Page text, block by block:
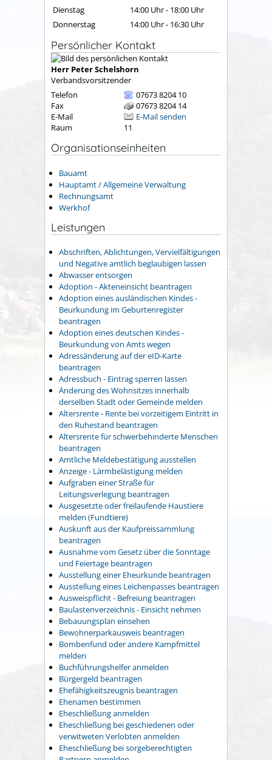
Dienstag
14:00 Uhr- 18:00 Uhr
Donnerstag
14:00 Uhr- 16:30 Uhr
Persönlicher Kontakt
Herr PeterSchelshorn
Verbandsvorsitzender
Telefon
07673 8204 10
Fax
07673 8204 14
E-Mail
E-Mail senden
Raum
11
Organisationseinheiten
Bauamt
Hauptamt / Allgemeine Verwaltung
Rechnungsamt
Werkhof
Leistungen
Abschriften, Ablichtungen, Vervielfältigungen
und Negative amtlich beglaubigen lassen
Abwasser entsorgen
Adoption - Akteneinsicht beantragen
Adoption eines ausländischen Kindes -
Beurkundung im Geburtenregister
beantragen
Adoption eines deutschen Kindes -
Beurkundung von Amts wegen
Adressänderung auf der eID-Karte
beantragen
Adressbuch - Eintrag sperren lassen
Änderung des Wohnsitzes innerhalb
derselben Stadt oder Gemeinde melden
Altersrente - Rente bei vorzeitigem Eintritt in
den Ruhestand beantragen
Altersrente für schwerbehinderte Menschen
beantragen
Amtliche Meldebestätigung ausstellen
Anzeige - Lärmbelästigung melden
Aufgraben einer Straße für
Leitungsverlegung beantragen
Ausgesetzte oder freilaufende Haustiere
melden (Fundtiere)
Auskunft aus der Kaufpreissammlung
beantragen
Ausnahme vom Gesetz über die Sonntage
und Feiertage beantragen
Ausstellung einer Eheurkunde beantragen
Ausstellung eines Leichenpasses beantragen
Ausweispflicht - Befreiung beantragen
Baulastenverzeichnis - Einsicht nehmen
Bebauungsplan einsehen
Bewohnerparkausweis beantragen
Bombenfund oder andere Kampfmittel
melden
Buchführungshelfer anmelden
Bürgergeld beantragen
Ehefähigkeitszeugnis beantragen
Ehenamen bestimmen
Eheschließung anmelden
Eheschließung bei geschiedenen oder
verwitweten Verlobten anmelden
Eheschließung bei sorgeberechtigten